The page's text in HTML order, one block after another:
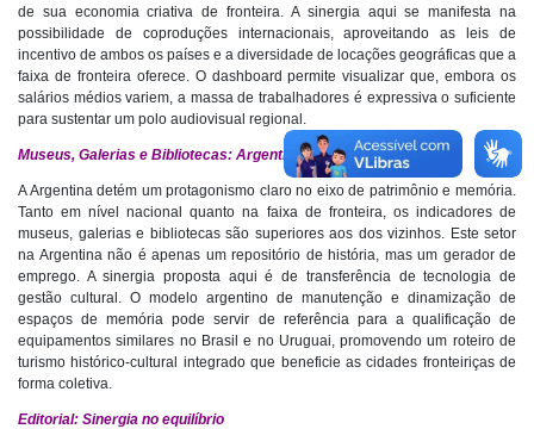
de sua economia criativa de fronteira. A sinergia aqui se manifesta na
possibilidade de coproduções internacionais, aproveitando as leis de
incentivo de ambos os países e a diversidade de locações geográficas que a
faixa de fronteira oferece. O dashboard permite visualizar que, embora os
salários médios variem, a massa de trabalhadores é expressiva o suficiente
para sustentar um polo audiovisual regional.
Museus, Galerias e Bibliotecas: Argentina
A Argentina detém um protagonismo claro no eixo de patrimônio e memória.
Tanto em nível nacional quanto na faixa de fronteira, os indicadores de
museus, galerias e bibliotecas são superiores aos dos vizinhos. Este setor
na Argentina não é apenas um repositório de história, mas um gerador de
emprego. A sinergia proposta aqui é de transferência de tecnologia de
gestão cultural. O modelo argentino de manutenção e dinamização de
espaços de memória pode servir de referência para a qualificação de
equipamentos similares no Brasil e no Uruguai, promovendo um roteiro de
turismo histórico-cultural integrado que beneficie as cidades fronteiriças de
forma coletiva.
Editorial: Sinergia no equilíbrio